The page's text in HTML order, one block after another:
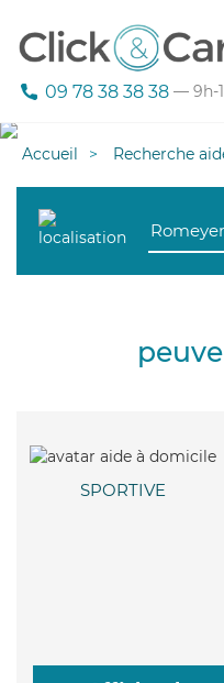
09 78 38 38 38 — 9h-
Accueil Recherche
SPORTIVE